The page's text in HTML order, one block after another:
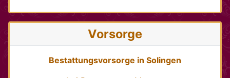
Vorsorge
Bestattungsvorsorge in Solingen